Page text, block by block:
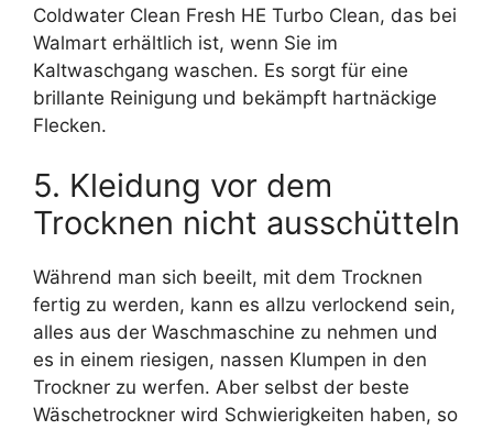
Coldwater Clean Fresh HE Turbo Clean, das bei
Walmart erhältlich ist, wenn Sie im
Kaltwaschgang waschen. Es sorgt für eine
brillante Reinigung und bekämpft hartnäckige
Flecken.
5. Kleidung vor dem
Trocknen nicht ausschütteln
Während man sich beeilt, mit dem Trocknen
fertig zu werden, kann es allzu verlockend sein,
alles aus der Waschmaschine zu nehmen und
es in einem riesigen, nassen Klumpen in den
Trockner zu werfen. Aber selbst der beste
Wäschetrockner wird Schwierigkeiten haben, so